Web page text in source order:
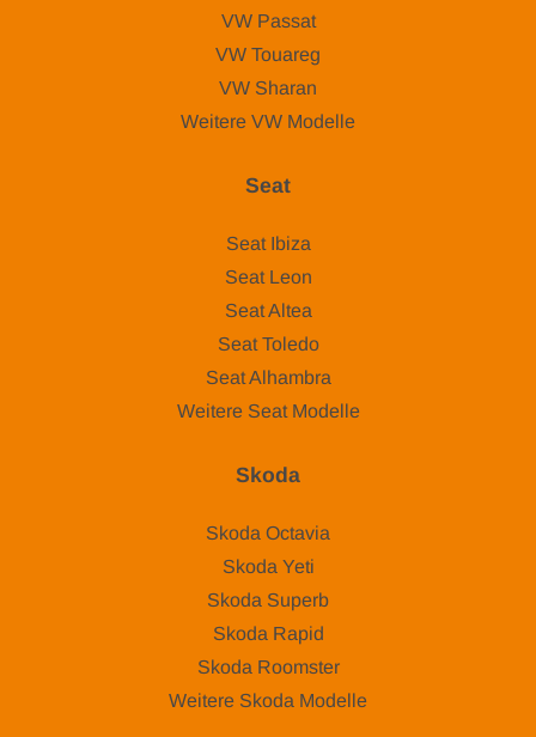
VW Passat
VW Touareg
VW Sharan
Weitere VW Modelle
Seat
Seat Ibiza
Seat Leon
Seat Altea
Seat Toledo
Seat Alhambra
Weitere Seat Modelle
Skoda
Skoda Octavia
Skoda Yeti
Skoda Superb
Skoda Rapid
Skoda Roomster
Weitere Skoda Modelle